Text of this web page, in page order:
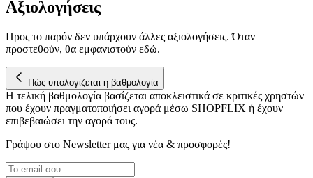
Αξιολογήσεις
Προς το παρόν δεν υπάρχουν άλλες αξιολογήσεις. Όταν
προστεθούν, θα εμφανιστούν εδώ.
Πώς υπολογίζεται η βαθμολογία
Η τελική βαθμολογία βασίζεται αποκλειστικά σε κριτικές χρηστών
που έχουν πραγματοποιήσει αγορά μέσω SHOPFLIX ή έχουν
επιβεβαιώσει την αγορά τους.
Γράψου στο Νewsletter μας για νέα & προσφορές!